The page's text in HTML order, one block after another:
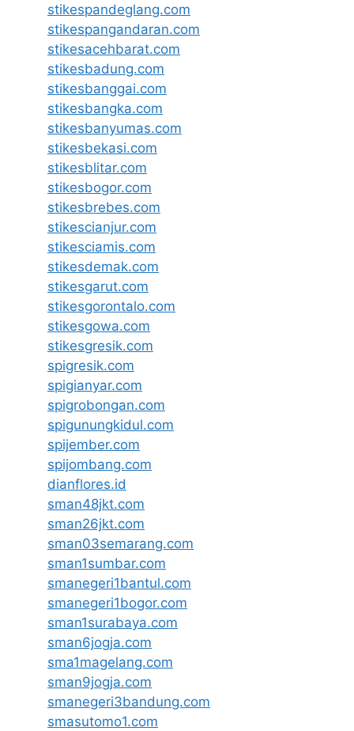
stikespandeglang.com
stikespangandaran.com
stikesacehbarat.com
stikesbadung.com
stikesbanggai.com
stikesbangka.com
stikesbanyumas.com
stikesbekasi.com
stikesblitar.com
stikesbogor.com
stikesbrebes.com
stikescianjur.com
stikesciamis.com
stikesdemak.com
stikesgarut.com
stikesgorontalo.com
stikesgowa.com
stikesgresik.com
spigresik.com
spigianyar.com
spigrobongan.com
spigunungkidul.com
spijember.com
spijombang.com
dianflores.id
sman48jkt.com
sman26jkt.com
sman03semarang.com
sman1sumbar.com
smanegeri1bantul.com
smanegeri1bogor.com
sman1surabaya.com
sman6jogja.com
sma1magelang.com
sman9jogja.com
smanegeri3bandung.com
smasutomo1.com